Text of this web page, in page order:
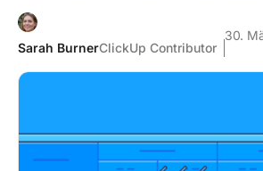
Sarah BurnerClickUp Contributor
30.